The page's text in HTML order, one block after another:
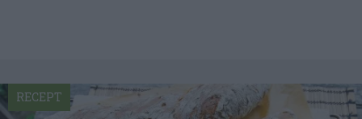
RECEPT